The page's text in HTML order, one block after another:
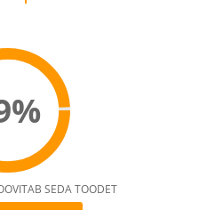
SEDA TOODET